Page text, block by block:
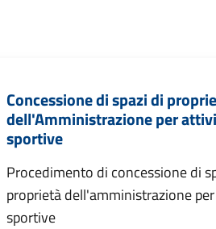
Concessione di spazi di
dell'Amministrazione per
sportive
Procedimento di concessione di
proprietà dell'amministrazione
sportive